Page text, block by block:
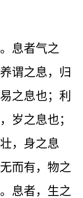
息者气之
谓之息，归
之息也；利
岁之息也；
，身之息
而有，物之
息者，生之